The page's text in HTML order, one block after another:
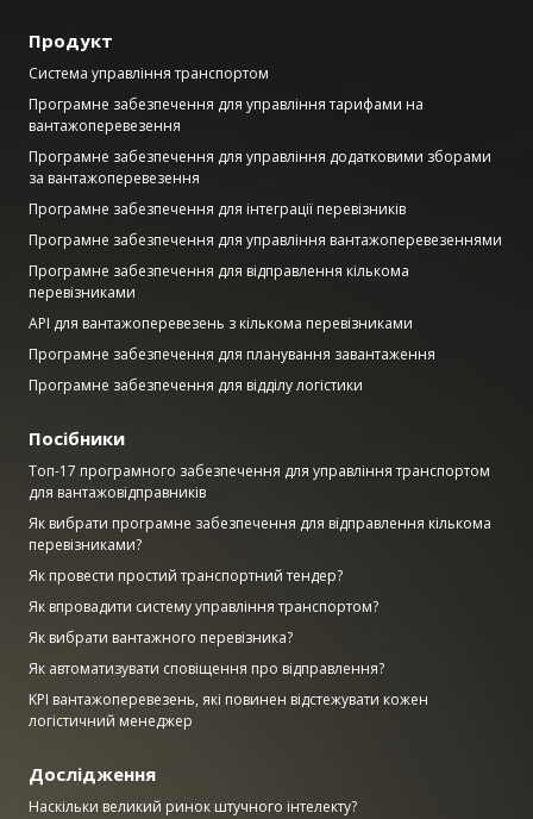
Продукт
Система управління транспортом
Програмне забезпечення для управління тарифами на
вантажоперевезення
Програмне забезпечення для управління додатковими зборами
за вантажоперевезення
Програмне забезпечення для інтеграції перевізників
Програмне забезпечення для управління вантажоперевезеннями
Програмне забезпечення для відправлення кількома
перевізниками
API для вантажоперевезень з кількома перевізниками
Програмне забезпечення для планування завантаження
Програмне забезпечення для відділу логістики
Посібники
Топ-17 програмного забезпечення для управління транспортом
для вантажовідправників
Як вибрати програмне забезпечення для відправлення кількома
перевізниками?
Як провести простий транспортний тендер?
Як впровадити систему управління транспортом?
Як вибрати вантажного перевізника?
Як автоматизувати сповіщення про відправлення?
KPI вантажоперевезень, які повинен відстежувати кожен
логістичний менеджер
Дослідження
Наскільки великий ринок штучного інтелекту?